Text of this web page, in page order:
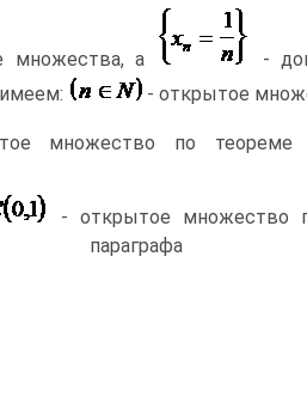
множества, а
-
- открытое
множество по теореме
- открытое множество